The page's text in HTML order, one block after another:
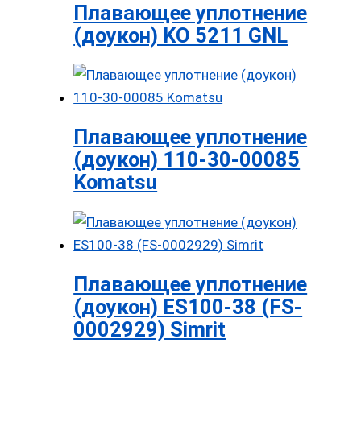
Плавающее уплотнение
(доукон) KO 5211 GNL
Плавающее уплотнение
(доукон) 110-30-00085
Komatsu
Плавающее уплотнение
(доукон) ES100-38 (FS-
0002929) Simrit